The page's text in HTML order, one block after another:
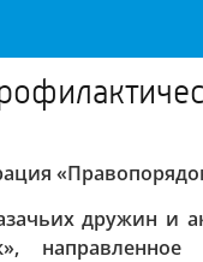
дружин и